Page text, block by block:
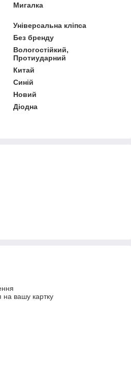
Мигалка
Універсальна кліпса
Без бренду
Вологостійкий,
Протиударний
Китай
Синій
Новий
Діодна
на вашу картку